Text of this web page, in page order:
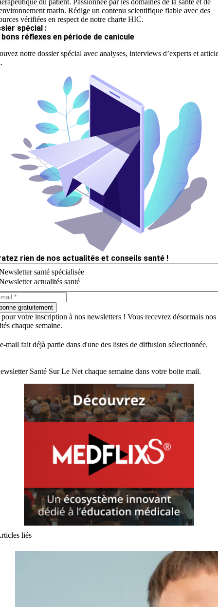
du patient. Passionnée par les domaines de la santé et de
marin. Rédige un contenu scientifique fiable avec des
vérifiées en respect de notre charte HIC.
spécial :
bons réflexes en période de canicule
notre dossier spécial avec analyses, interviews d’experts et
rien de nos actualités et conseils santé !
santé spécialisée
actualités santé
gratuitement
votre inscription à nos newsletters ! Vous recevrez désormais nos
chaque semaine.
mail fait déjà partie dans d'une des listes de diffusion sélectionnée.
Santé Sur Le Net chaque semaine dans votre boite mail.
liés